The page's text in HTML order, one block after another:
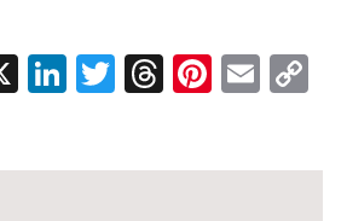
X LinkedIn
Twitter
Threads